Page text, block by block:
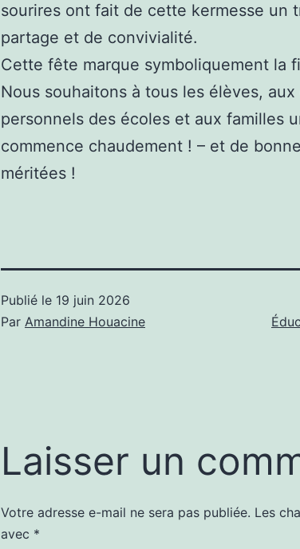
sourires ont fait de cette kermesse un
partage et de convivialité.
Cette fête marque symboliquement la
Nous souhaitons à tous les élèves,
personnels des écoles et aux familles
commence chaudement ! – et de
méritées !
Publié le 19 juin 2026
Par Amandine Houacine
Laisser un
Votre adresse e-mail ne sera pas publiée. Les
avec *